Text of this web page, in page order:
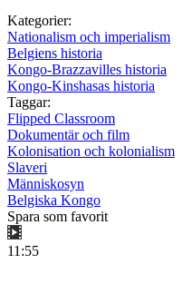
Kategorier:
Nationalism och imperialism
Belgiens historia
Kongo-Brazzavilles historia
Kongo-Kinshasas historia
Taggar:
Flipped Classroom
Dokumentär och film
Kolonisation och kolonialism
Slaveri
Människosyn
Belgiska Kongo
Spara som favorit
11:55